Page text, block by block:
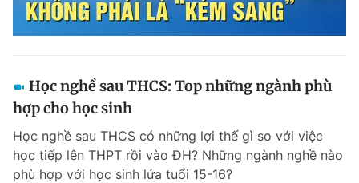
Học nghề sau THCS: Top những ngành phù
hợp cho học sinh
Học nghề sau THCS có những lợi thế gì so với việc
học tiếp lên THPT rồi vào ĐH? Những ngành nghề nào
phù hợp với học sinh lứa tuổi 15-16?